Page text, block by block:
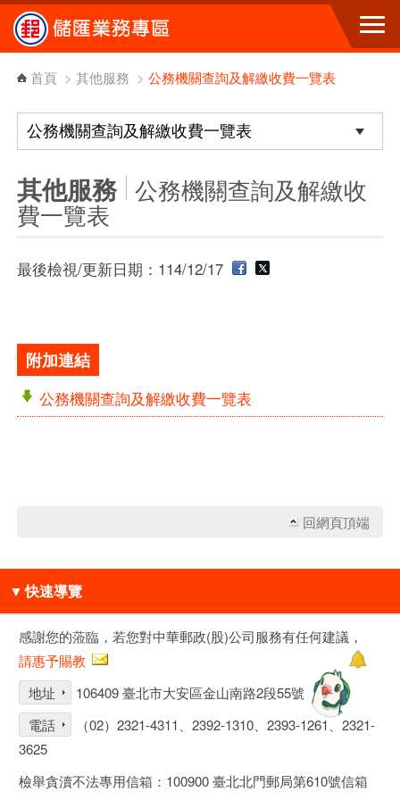
跳到主要內容區塊
首頁 > 其他服務 > 公務機關查詢及解繳收費一覽表
其他服務 公務機關查詢及解繳收
費一覽表
最後檢視/更新日期：114/12/17
附加連結
公務機關查詢及解繳收費一覽表
回網頁頂端
▼ 快速導覽
感謝您的蒞臨，若您對中華郵政(股)公司服務有任何建議，
請惠予賜教
地址
106409 臺北市大安區金山南路2段55號
電話
（02）2321-4311、2392-1310、2393-1261、2321-
3625
檢舉貪瀆不法專用信箱：100900 臺北北門郵局第610號信箱